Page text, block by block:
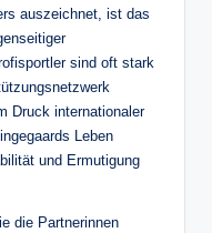
auszeichnet, ist das
sind oft stark
Druck internationaler
Leben
und Ermutigung
die Partnerinnen